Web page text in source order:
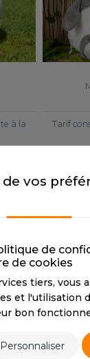
à la
Tarif
vos
de
de cookies
tiers, vous
et l'utilisation
bon
Personnaliser